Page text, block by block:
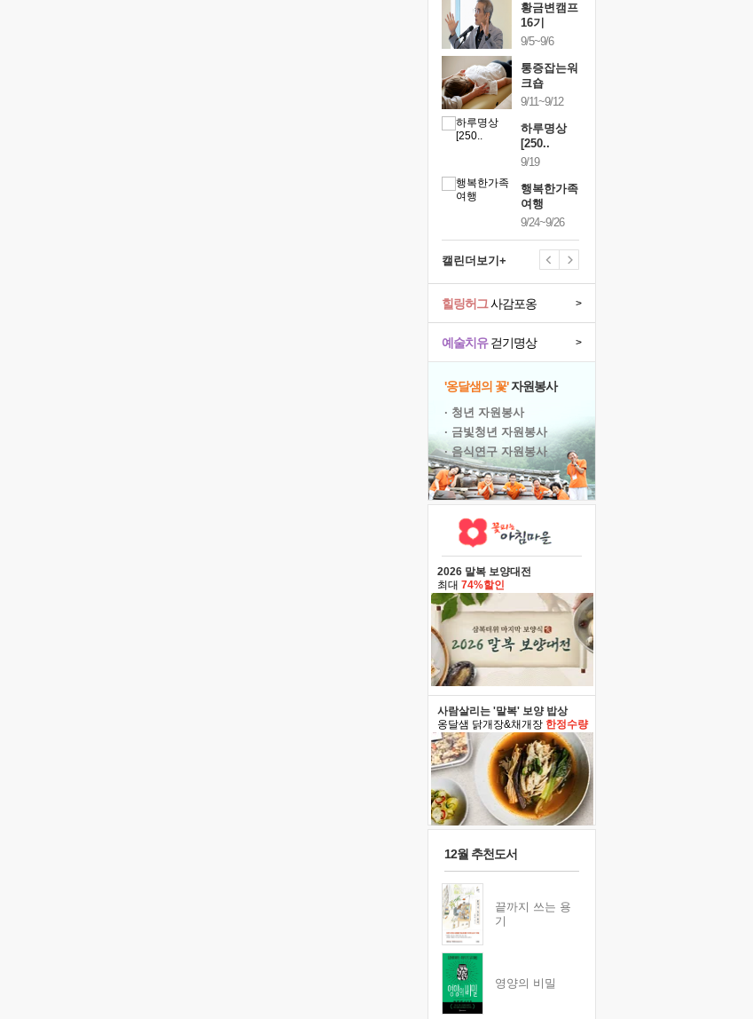
황금변캠프
16기
9/5~9/6
통증잡는워
크숍
9/11~9/12
하루명상
[250..
9/19
행복한가족
여행
9/24~9/26
캘린더보기+
예술치유걷기명상 >
힐링허그사감포옹 >
'옹달샘의 꽃'자원봉사
· 청년 자원봉사
· 금빛청년 자원봉사
· 음식연구 자원봉사
2026 말복 보양대전
최대 74%할인
사람살리는 '말복' 보양 밥상
옹달샘 닭개장&채개장 한정수량
12월 추천도서
끝까지 쓰는 용
기
영양의 비밀